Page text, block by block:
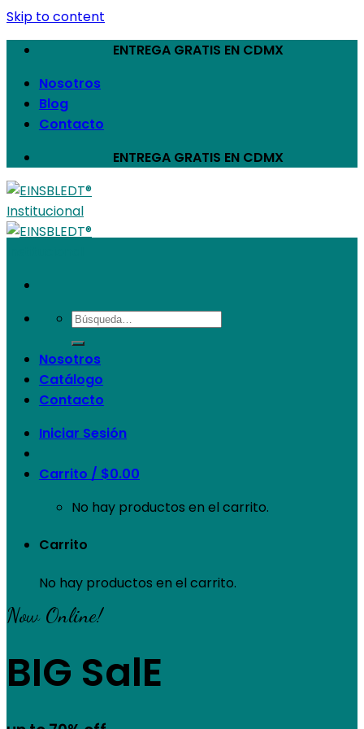
Skip to content
ENTREGA GRATIS EN CDMX
Nosotros
Blog
Contacto
ENTREGA GRATIS EN CDMX
Nosotros
Catálogo
Contacto
Iniciar Sesión
Carrito / $0.00
No hay productos en el carrito.
Carrito
No hay productos en el carrito.
Now Online!
BIG SalE